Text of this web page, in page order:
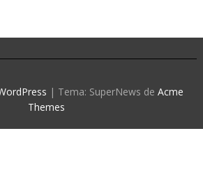
| Tema: SuperNews de Acme
Themes